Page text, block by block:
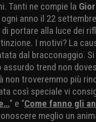
Tanti ne compie la
anno il 22
di portare alla luce dei
I motivi? La
dal bracconaggio.
assurdo trend non
non troveremmo più
così speciale vi
” e “Come fanno gli
meglio un